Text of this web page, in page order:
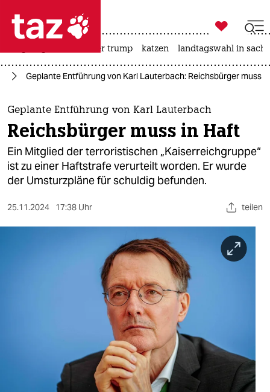
 taz zahl ich
taz zahl ich
themen
politik
öko
gesellschaft

taz zahl ich
usa unter trump katzen landtagswahl in
Geplante Entführung von Karl Lauterbach: Reichsbürger muss
Geplante Entführung von Karl Lauterbach
Reichsbürger muss in Haft
Ein Mitglied der terroristischen „Kaiserreichgruppe“
ist zu einer Haftstrafe verurteilt worden. Er wurde
der Umsturzpläne für schuldig befunden.
25.11.2024 17:38 Uhr teilen